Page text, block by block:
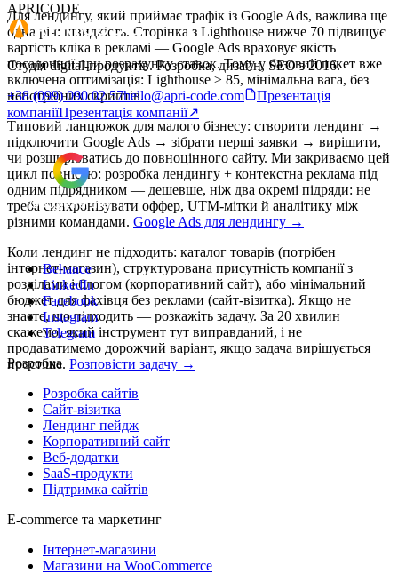
Для лендингу, який приймає трафік із Google Ads, важлива ще
одна річ: швидкість. Сторінка з Lighthouse нижче 70 підвищує
вартість кліка в рекламі — Google Ads враховує якість
посадочної при розрахунку ставок. Тому у базовий пакет вже
включена оптимізація: Lighthouse ≥ 85, мінімальна вага, без
непотрібних скриптів.
Типовий ланцюжок для малого бізнесу: створити лендинг →
підключити Google Ads → зібрати перші заявки → вирішити,
чи розширюватись до повноцінного сайту. Ми закриваємо цей
цикл повністю: розробка лендингу + контекстна реклама під
одним підрядником — дешевше, ніж два окремі підряди: не
треба синхронізувати оффер, UTM-мітки й аналітику між
різними командами. Google Ads для лендингу →
Коли лендинг не підходить: каталог товарів (потрібен
інтернет-магазин), структурована присутність компанії з
розділами і блогом (корпоративний сайт), або мінімальний
бюджет для фахівця без реклами (сайт-візитка). Якщо не
знаєте, що підходить — розкажіть задачу. За 20 хвилин
скажемо, який інструмент тут виправданий, і не
продаватимемо дорожчий варіант, якщо задача вирішується
простіше. Розповісти задачу →
APRICODE
Студія digital-продуктів. Розробка, дизайн, SEO з 2016.
+38 (099) 090 02 57hello@apri-code.com
Презентація
компаніїПрезентація компанії↗
Behance
LinkedIn
Facebook
Instagram
Telegram
Розробка
Розробка сайтів
Сайт-візитка
Лендинг пейдж
Корпоративний сайт
Веб-додатки
SaaS-продукти
Підтримка сайтів
E-commerce та маркетинг
Інтернет-магазини
Магазини на WooCommerce